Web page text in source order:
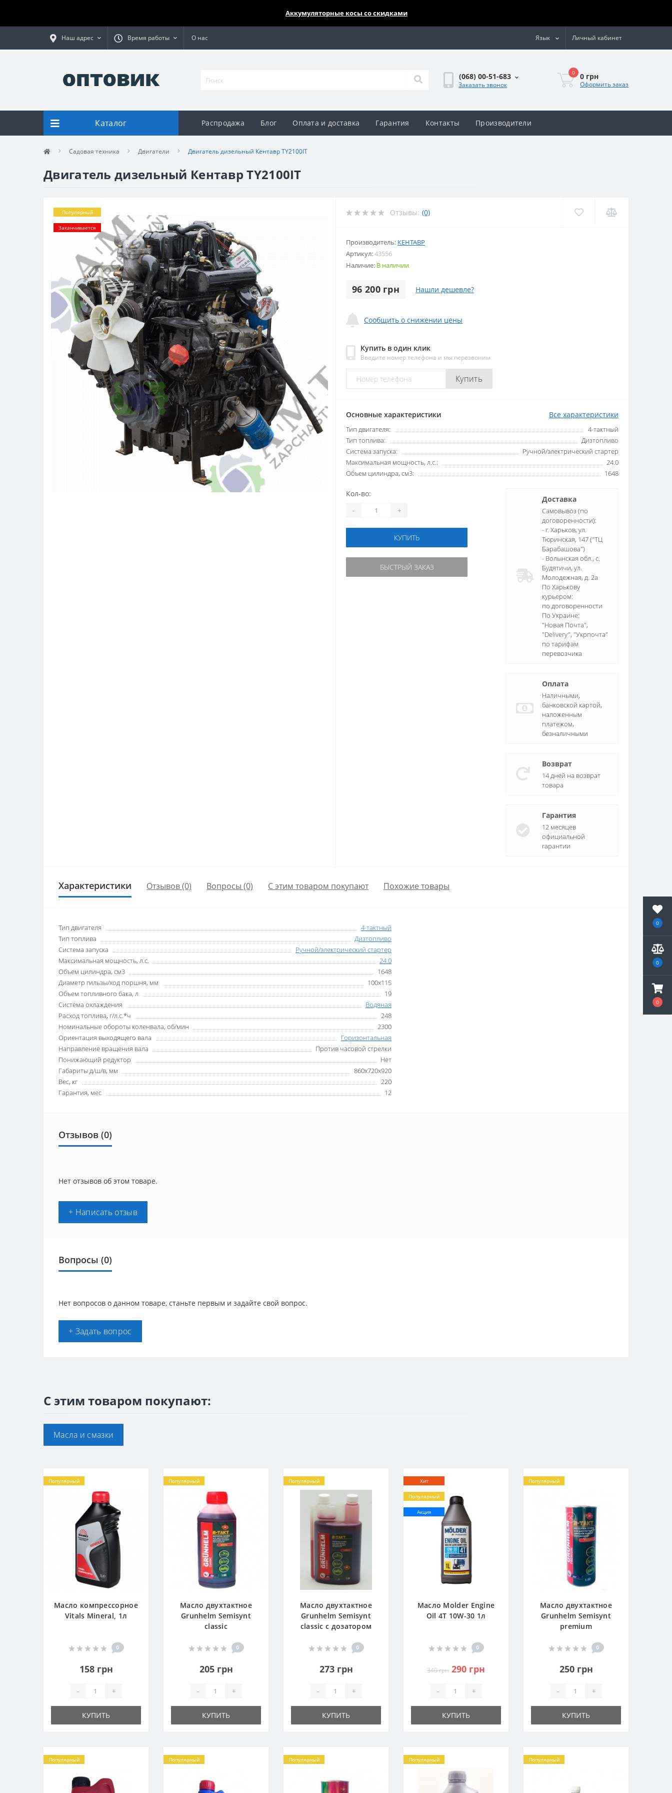
0
0
0
Аккумуляторные косы со скидками
Наш адрес Время работы О нас Язык Личный кабинет
(068) 00-51-683
Заказать звонок
0 0 грн
Оформить заказ
Каталог Распродажа Блог Оплата и доставка Гарантия Контакты Производители
Садовая техника Двигатели Двигатель дизельный Кентавр TY2100IT
Двигатель дизельный Кентавр TY2100IT
Популярный
Заканчивается
Отзывы: (0)
Производитель: КЕНТАВР
Артикул:43556
Наличие: В наличии
96 200 грн Нашли дешевле?
Сообщить о снижении цены
Купить в один клик
Введите номер телефона и мы перезвоним
Купить
Основные характеристики Все характеристики
Тип двигателя:
4-тактный
Тип топлива:
Дизтопливо
Система запуска:
Ручной/электрический стартер
Максимальная мощность, л.с.:
24.0
Объем цилиндра, см3:
1648
Кол-во:
- +
КУПИТЬ
БЫСТРЫЙ ЗАКАЗ
Доставка
Самовывоз (по
договоренности):
- г. Харьков, ул.
Тюринская, 147 ("ТЦ
Барабашова")
- Волынская обл., c.
Будятичи, ул.
Молодежная, д. 2а
По Харькову
курьером:
по договоренности
По Украине:
"Новая Почта",
"Delivery", "Укрпочта"
по тарифам
перевозчика
Оплата
Наличными,
банковской картой,
наложенным
платежом,
безналичными
Возврат
14 дней на возврат
товара
Гарантия
12 месяцев
официальной
гарантии
Характеристики Отзывов (0) Вопросы (0) С этим товаром покупают Похожие товары
Тип двигателя
4-тактный
Тип топлива
Дизтопливо
Система запуска
Ручной/электрический стартер
Максимальная мощность, л.с.
24.0
Объем цилиндра, см3
1648
Диаметр гильзы/ход поршня, мм
100х115
Объем топливного бака, л
19
Система охлаждения
Водяная
Расход топлива, г/л.с.*ч
248
Номинальные обороты коленвала, об/мин
2300
Ориентация выходящего вала
Горизонтальная
Направление вращения вала
Против часовой стрелки
Понижающий редуктор
Нет
Габариты д/ш/в, мм
860х720х920
Вес, кг
220
Гарантия, мес
12
Отзывов (0)
Нет отзывов об этом товаре.
+ Написать отзыв
Вопросы (0)
Нет вопросов о данном товаре, станьте первым и задайте свой вопрос.
+ Задать вопрос
С этим товаром покупают:
Масла и смазки
Популярный
Масло компрессорное
Vitals Mineral, 1л
0
158 грн
- +
КУПИТЬ
Популярный
Масло двухтактное
Grunhelm Semisynt
classic
0
205 грн
- +
КУПИТЬ
Популярный
Масло двухтактное
Grunhelm Semisynt
classic с дозатором
0
273 грн
- +
КУПИТЬ
Хит
Популярный
Акция
Масло Molder Engine
Oil 4T 10W-30 1л
0
340 грн 290 грн
- +
КУПИТЬ
Популярный
Масло двухтактное
Grunhelm Semisynt
premium
0
250 грн
- +
КУПИТЬ
Популярный Популярный Популярный Популярный Популярный